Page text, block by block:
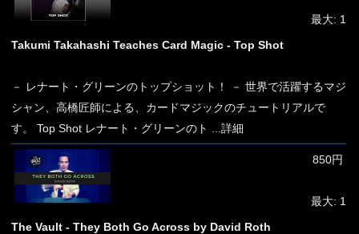
最大: 1
Takumi Takahashi Teaches Card Magic - Top Shot
－ レナート・グリーンのトップショット！ － 世界で活躍するマジ
シャン、高橋匠師による、カードマジックのチュートリアルで
す。 Top Shot レナート・グリーンのト
...詳細
850円
最大: 1
The Vault - They Both Go Across by David Roth